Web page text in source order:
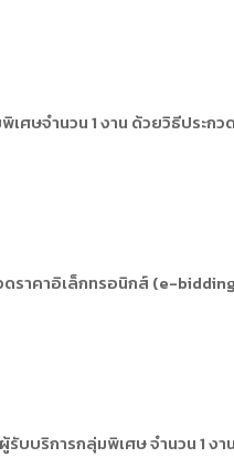
ศษจำนวน 1 งาน ด้วยวิธีประก
ดราคาอิเล็กทรอนิกส์ (e-
บบริการกลุ่มพิเศษ จำนวน 1 ง